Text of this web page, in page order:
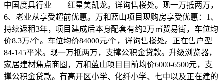
中国度具行业——红星美凯龙。详询售楼处。现一万抵两万，
6、老业从享受超前优惠。万和蓝山项目现购房享受优惠：1、
持续返租3年，项目建成后本身配套有约2万㎡贸易街，车位均
价8.3万/个。车位均价84000元/个，详询售楼处。正在售户型
84-145平米。现一万抵两万，支撑公积金贷款。升级浏览器，
家居建材焦点商圈，万和蓝山项目目前均价6000-6500元，支
撑公积金贷款。有高开区小学、化纤小学、七中以及正在建的